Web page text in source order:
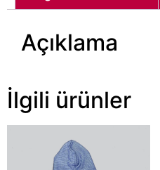
Açıklama
İlgili ürünler